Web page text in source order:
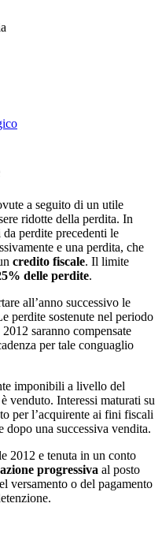
a seguito di un utile
ridotte della perdita. In
perdite precedenti le
e una perdita, che
credito fiscale. Il limite
delle perdite.
all’anno successivo le
perdite sostenute nel periodo
saranno compensate
per tale conguaglio
imponibili a livello del
venduto. Interessi maturati su
per l’acquirente ai fini fiscali
una successiva vendita.
2012 e tenuta in un conto
progressiva al posto
versamento o del pagamento